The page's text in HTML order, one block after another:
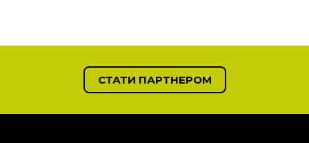
СТАТИ ПАРТНЕРОМ